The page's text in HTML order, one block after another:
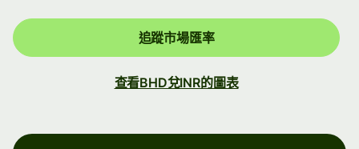
追蹤市場匯率
查看BHD兌INR的圖表